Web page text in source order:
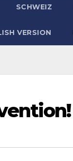
SCHWEIZ
VERSION